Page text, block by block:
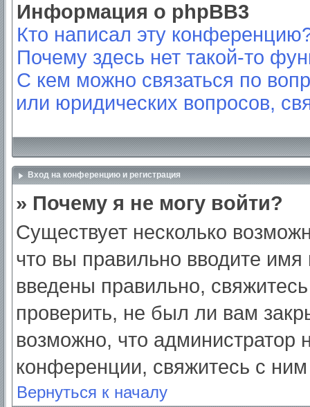
Информация о phpBB3
Кто написал эту
Почему здесь нет такой-то
С кем можно связаться по
или юридических вопросов,
Вход на конференцию и регистрация
» Почему я не могу войти?
Существует несколько
что вы правильно вводите
введены правильно,
проверить, не был ли вам
возможно, что администратор
конференции, свяжитесь с
Вернуться к началу